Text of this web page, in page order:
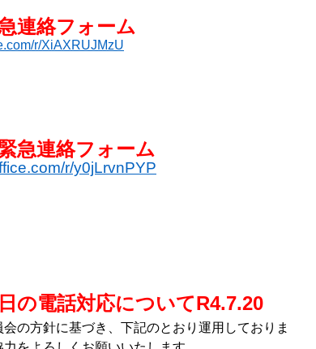
連絡フォーム
r/XiAXRUJMzU
急連絡フォーム
r/y0jLrvnPYP
の電話対応についてR4.7.20
の方針に基づき、下記のとおり運用しておりま